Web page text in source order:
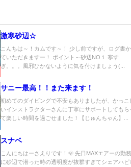
激寒砂辺☆
こんちは～！カムです～！ 少し前ですが、ログ書
ていただきますー！ ポイント～砂辺NO１ 寒す
ぎ。。。風邪ひかないように気を付けましょう(...
サニー最高！！また来ます！
初めてのダイビングで不安もありましたが、かっこ
いインストラクターさんに丁寧にサポートしてもら
て楽しい時間を過ごせました！【じゅんちゃん】...
スナベ
こんにちはーさえりです！🌞 先日MAXエアーの勤
に砂辺で潜った時の透明度が抜群すぎてシェアハピ